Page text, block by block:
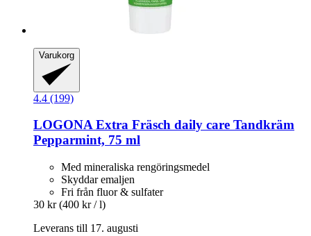
Varukorg
4.4 (199)
LOGONAExtra Fräsch daily care Tandkräm
Pepparmint, 75 ml
Med mineraliska rengöringsmedel
Skyddar emaljen
Fri från fluor & sulfater
30 kr (400 kr / l)
Leverans till 17. augusti